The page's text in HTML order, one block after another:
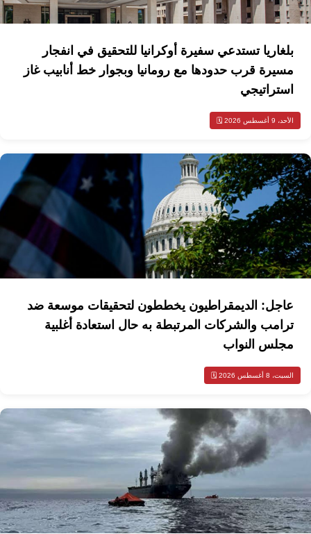
بلغاريا تستدعي سفيرة أوكرانيا للتحقيق في انفجار
مسيرة قرب حدودها مع رومانيا وبجوار خط أنابيب غاز
استراتيجي
الأحد، 9 أغسطس 2026 🗓️
عاجل: الديمقراطيون يخططون لتحقيقات موسعة ضد
ترامب والشركات المرتبطة به حال استعادة أغلبية
مجلس النواب
السبت، 8 أغسطس 2026 🗓️